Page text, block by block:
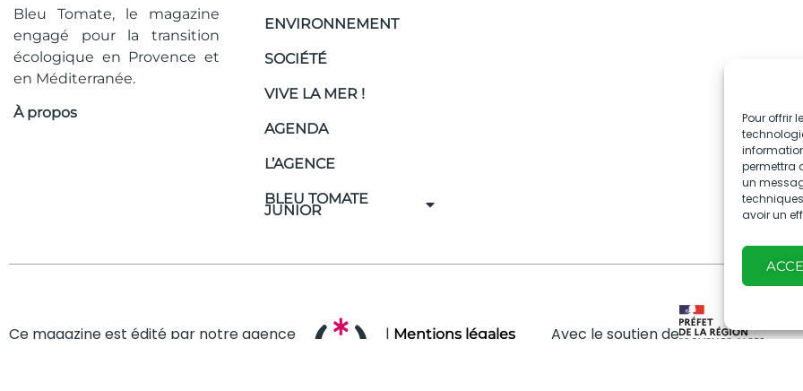
Pour offrir
permettra
un
avoir un
Bleu Tomate, le magazine
engagé pour la transition
écologique en Provence et
en Méditerranée.
À propos
ENVIRONNEMENT
SOCIÉTÉ
VIVE LA MER !
AGENDA
L’AGENCE
BLEU TOMATE
JUNIOR
Ce magazine est édité par notre agence | Mentions légales Avec le soutien de